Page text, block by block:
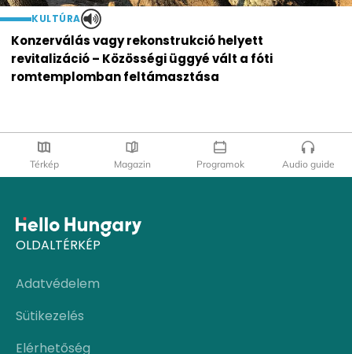
KULTÚRA
Konzerválás vagy rekonstrukció helyett
revitalizáció – Közösségi üggyé vált a fóti
romtemplomban feltámasztása
Térkép Magazin Programok Audio guide
OLDALTÉRKÉP
Adatvédelem
Sütikezelés
Elérhetőség